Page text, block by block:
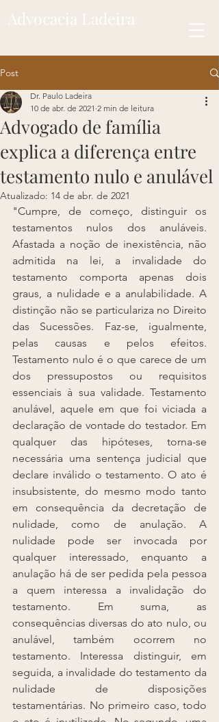
Advocacia Ladeira
Post
Advogado de família
explica a diferença entre
testamento nulo e anulável
Dr. Paulo Ladeira
10 de abr. de 2021 2 min de leitura
Atualizado: 14 de abr. de 2021
"Cumpre, de começo, distinguir os
testamentos nulos dos anuláveis.
Afastada a noção de inexistência, não
admitida na lei, a invalidade do
testamento comporta apenas dois
graus, a nulidade e a anulabilidade. A
distinção não se particulariza no Direito
das Sucessões. Faz-se, igualmente,
pelas causas e pelos efeitos.
Testamento nulo é o que carece de um
dos pressupostos ou requisitos
essenciais à sua validade. Testamento
anulável, aquele em que foi viciada a
declaração de vontade do testador. Em
qualquer das hipóteses, torna-se
necessária uma sentença judicial que
declare inválido o testamento. O ato é
insubsistente, do mesmo modo tanto
em consequência da decretação de
nulidade, como de anulação. A
nulidade pode ser invocada por
qualquer interessado, enquanto a
anulação há de ser pedida pela pessoa
a quem interessa a invalidação do
testamento. Em suma, as
consequências diversas do ato nulo, ou
anulável, também ocorrem no
testamento. Interessa distinguir, em
seguida, a invalidade do testamento da
nulidade de disposições
testamentárias. No primeiro caso, todo